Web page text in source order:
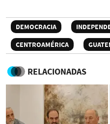
DEMOCRACIA
CENTROAMÉRICA
RELACIONADAS